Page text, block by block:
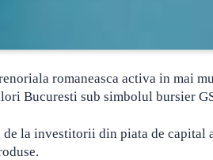
romaneasca activa in mai
Bucuresti sub simbolul bursier
de la investitorii din piata de